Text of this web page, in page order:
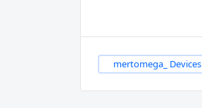
mertomega_ Devices